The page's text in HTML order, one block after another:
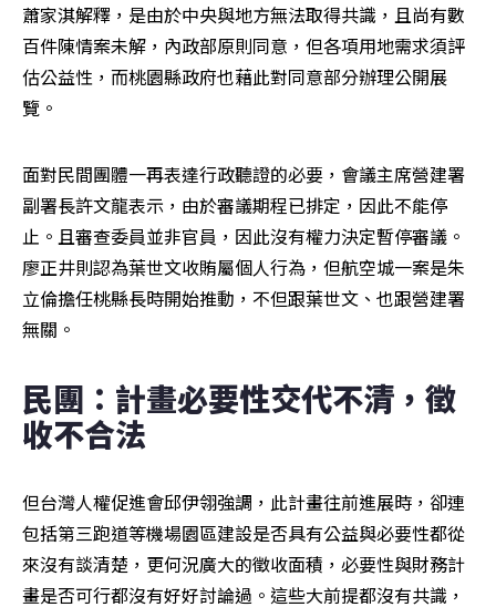
蕭家淇解釋，是由於中央與地方無法取得共識，且尚有數
百件陳情案未解，內政部原則同意，但各項用地需求須評
估公益性，而桃園縣政府也藉此對同意部分辦理公開展
覽。
面對民間團體一再表達行政聽證的必要，會議主席營建署
副署長許文龍表示，由於審議期程已排定，因此不能停
止。且審查委員並非官員，因此沒有權力決定暫停審議。
廖正井則認為葉世文收賄屬個人行為，但航空城一案是朱
立倫擔任桃縣長時開始推動，不但跟葉世文、也跟營建署
無關。
民團：計畫必要性交代不清，徵
收不合法
但台灣人權促進會邱伊翎強調，此計畫往前進展時，卻連
包括第三跑道等機場園區建設是否具有公益與必要性都從
來沒有談清楚，更何況廣大的徵收面積，必要性與財務計
畫是否可行都沒有好好討論過。這些大前提都沒有共識，